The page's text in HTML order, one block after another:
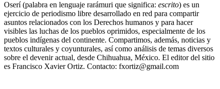
Oserí (palabra en lenguaje rarámuri que significa: escrito) es un
ejercicio de periodismo libre desarrollado en red para compartir
asuntos relacionados con los Derechos humanos y para hacer
visibles las luchas de los pueblos oprimidos, especialmente de los
pueblos indígenas del continente. Compartimos, además, noticias y
textos culturales y coyunturales, así como análisis de temas diversos
sobre el devenir actual, desde Chihuahua, México. El editor del sitio
es Francisco Xavier Ortiz. Contacto: fxortiz@gmail.com